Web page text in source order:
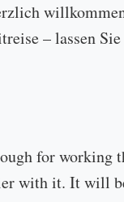
– lassen
for
with it. It will